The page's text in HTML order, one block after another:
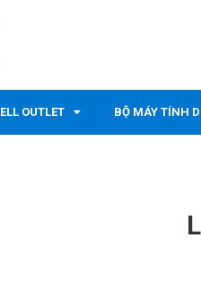
OUTLET BỘ MÁY TÍNH